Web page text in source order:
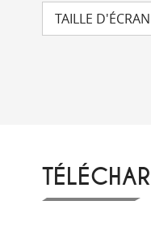
TAILLE D'ÉCRAN